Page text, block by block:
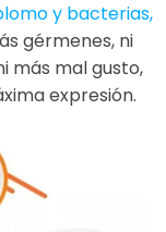
y bacterias,
gérmenes, ni
más mal gusto,
expresión.